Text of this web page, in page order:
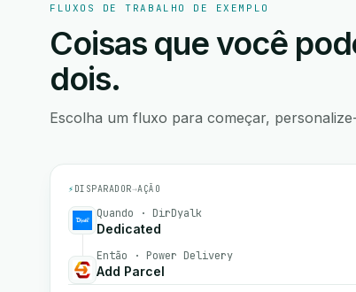
FLUXOS DE TRABALHO DE EXEMPLO
Coisas que você
dois.
Escolha um fluxo para começar,
⚡ DISPARADOR→AÇÃO
Quando · DirDyalk
Dedicated
Então · Power Delivery
Add Parcel